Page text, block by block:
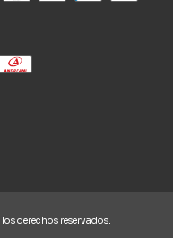
derechos reservados.